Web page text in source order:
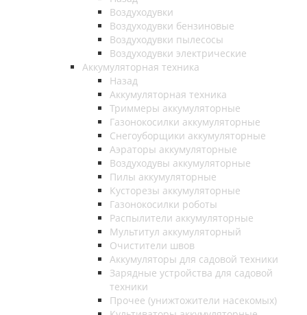
Воздуходувки
Воздуходувки бензиновые
Воздуходувки пылесосы
Воздуходувки электрические
Аккумуляторная техника
Назад
Аккумуляторная техника
Триммеры аккумуляторные
Газонокосилки аккумуляторные
Снегоуборщики аккумуляторные
Аэраторы аккумуляторные
Воздуходувы аккумуляторные
Пилы аккумуляторные
Кусторезы аккумуляторные
Газонокосилки роботы
Распылители аккумуляторные
Мультитул аккумуляторный
Очистители швов
Аккумуляторы для садовой техники
Зарядные устройства для садовой
техники
Прочее (унижтожители насекомых)